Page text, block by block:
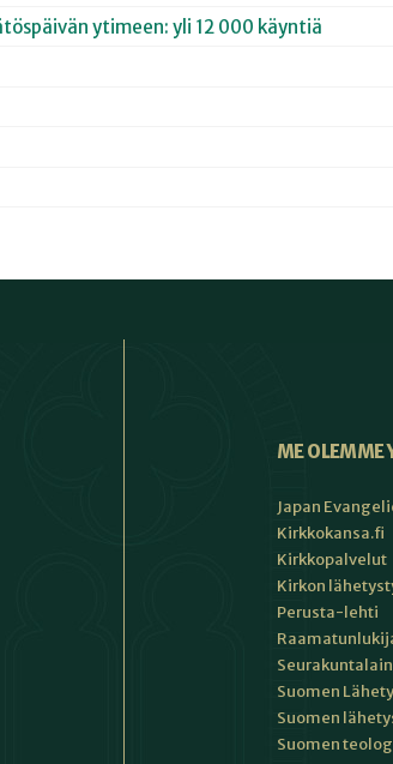
ytimeen: yli 12 000 käyntiä
ME OLEMME
Japan
Kirkkokansa.fi
Kirkkopalvelut
Kirkon
Perusta-lehti
Suomen
Suomen
Suomen